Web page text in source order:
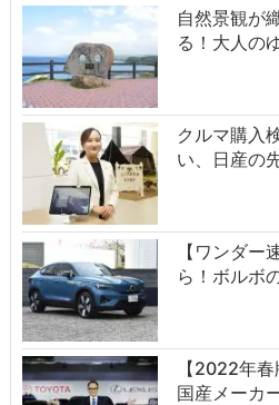
自然景観が
る！大人の
クルマ購入
い、日産の
【ワンダ
ら！ボルボ
【2022年
国産メーカ